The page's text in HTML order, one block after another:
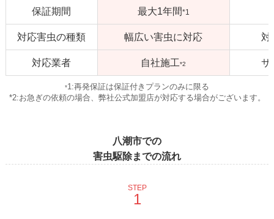
保証期間 最大1年間*1
対応害虫の種類 幅広い害虫に対応 対
対応業者 自社施工*2 サ
*1:再発保証は保証付きプランのみに限る
*2:お急ぎの依頼の場合、弊社公式加盟店が対応する場合がございます。
八潮市での
害虫駆除までの流れ
STEP